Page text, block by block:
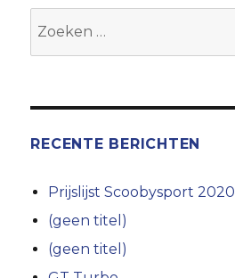
RECENTE BERICHTEN
Prijslijst Scoobysport 2020
(geen titel)
(geen titel)